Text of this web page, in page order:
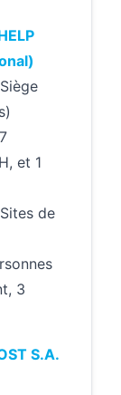
et 1
de
3
S.A.